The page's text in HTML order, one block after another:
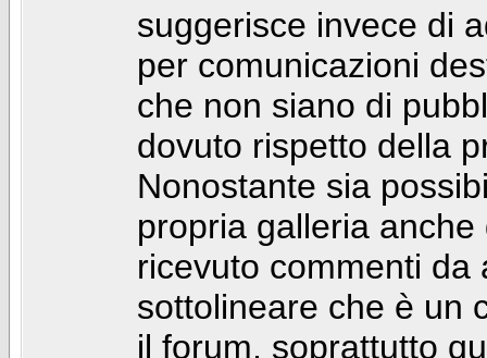
suggerisce invece di
per comunicazioni
che non siano di
dovuto rispetto della
Nonostante sia
propria galleria
ricevuto commenti da
sottolineare che è un
il forum, soprattutto